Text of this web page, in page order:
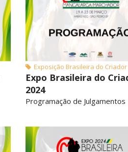
Exposição Brasileira do Criador
Expo Brasileira do
2024
Programação de Julgamentos